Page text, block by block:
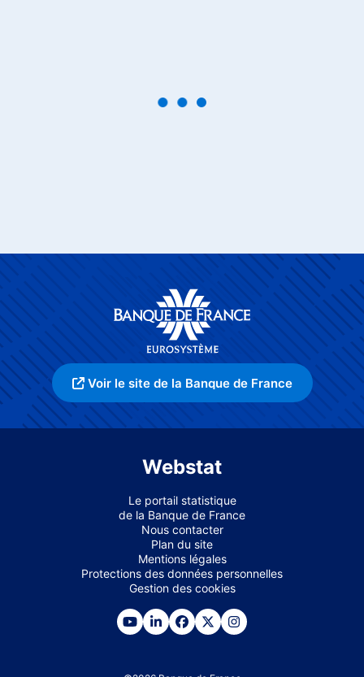
Voir le site de la Banque de France
Webstat
Le portail statistique
de la Banque de France
Nous contacter
Plan du site
Mentions légales
Protections des données personnelles
Gestion des cookies